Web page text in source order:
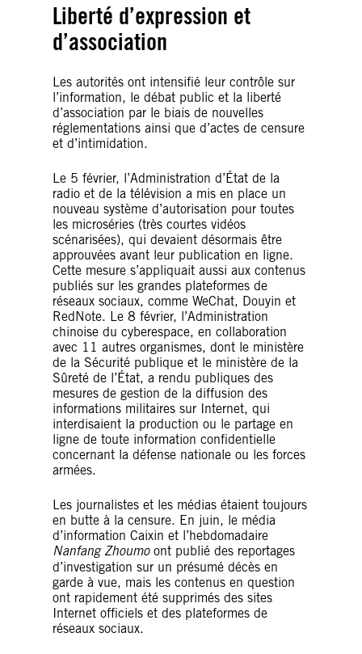
Liberté d’expression et
d’association
Les autorités ont intensifié leur contrôle sur
l’information, le débat public et la liberté
d’association par le biais de nouvelles
réglementations ainsi que d’actes de censure
et d’intimidation.
Le 5 février, l’Administration d’État de la
radio et de la télévision a mis en place un
nouveau système d’autorisation pour toutes
les microséries (très courtes vidéos
scénarisées), qui devaient désormais être
approuvées avant leur publication en ligne.
Cette mesure s’appliquait aussi aux contenus
publiés sur les grandes plateformes de
réseaux sociaux, comme WeChat, Douyin et
RedNote. Le 8 février, l’Administration
chinoise du cyberespace, en collaboration
avec 11 autres organismes, dont le ministère
de la Sécurité publique et le ministère de la
Sûreté de l’État, a rendu publiques des
mesures de gestion de la diffusion des
informations militaires sur Internet, qui
interdisaient la production ou le partage en
ligne de toute information confidentielle
concernant la défense nationale ou les forces
armées.
Les journalistes et les médias étaient toujours
en butte à la censure. En juin, le média
d’information Caixin et l’hebdomadaire
Nanfang Zhoumoont publié des reportages
d’investigation sur un présumé décès en
garde à vue, mais les contenus en question
ont rapidement été supprimés des sites
Internet officiels et des plateformes de
réseaux sociaux.